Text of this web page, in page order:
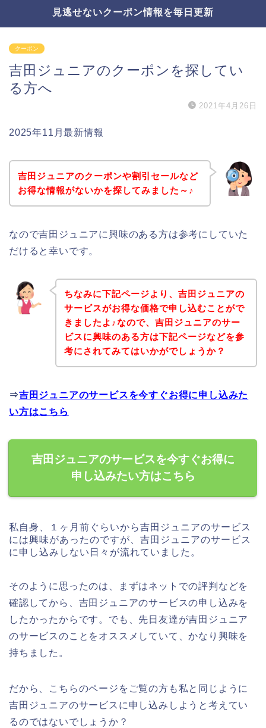
見逃せないクーポン情報を毎日更新
クーポン
吉田ジュニアのクーポンを探してい
る方へ
2021年4月26日
2025年11月最新情報
吉田ジュニアのクーポンや割引セールなど
お得な情報がないかを探してみました～♪
なので吉田ジュニアに興味のある方は参考にしていた
だけると幸いです。
ちなみに下記ページより、吉田ジュニアの
サービスがお得な価格で申し込むことがで
きましたよ♪なので、吉田ジュニアのサー
ビスに興味のある方は下記ページなどを参
考にされてみてはいかがでしょうか？
⇒吉田ジュニアのサービスを今すぐお得に申し込みた
い方はこちら
吉田ジュニアのサービスを今すぐお得に
申し込みたい方はこちら
私自身、１ヶ月前ぐらいから吉田ジュニアのサービス
には興味があったのですが、吉田ジュニアのサービス
に申し込みしない日々が流れていました。
そのように思ったのは、まずはネットでの評判などを
確認してから、吉田ジュニアのサービスの申し込みを
したかったからです。でも、先日友達が吉田ジュニア
のサービスのことをオススメしていて、かなり興味を
持ちました。
だから、こちらのページをご覧の方も私と同じように
吉田ジュニアのサービスに申し込みしようと考えてい
るのではないでしょうか？